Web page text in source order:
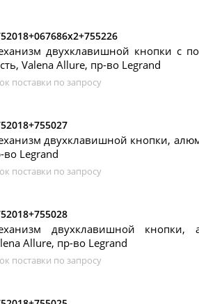
двухклавишной кнопки с
Valena Allure, пр-во Legrand
поставки по запросу
двухклавишной кнопки,
во Legrand
поставки по запросу
двухклавишной кнопки,
Allure, пр-во Legrand
поставки по запросу